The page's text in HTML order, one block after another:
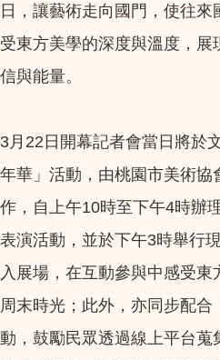
日，讓藝術走向國門，使往
受東方美學的深度與溫度，展
信與能量。
3月22日開幕記者會當日將於
年華」活動，由桃園市美術協
作，自上午10時至下午4時辦
表演活動，並於下午3時舉行
入展場，在互動參與中感受
周末時光；此外，亦同步配
動，鼓勵民眾透過線上平台蒐